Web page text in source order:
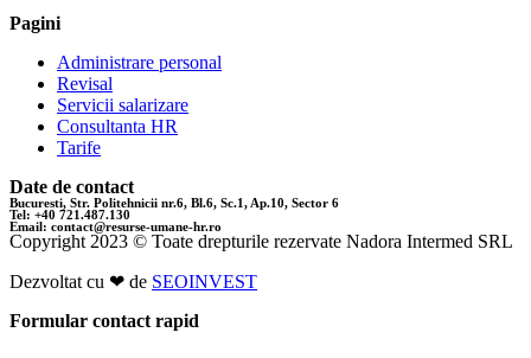
Pagini
Administrare personal
Revisal
Servicii salarizare
Consultanta HR
Tarife
Date de contact
Bucuresti, Str. Politehnicii nr.6, Bl.6, Sc.1, Ap.10, Sector 6
Tel: +40 721.487.130
Email: contact@resurse-umane-hr.ro
Copyright 2023 © Toate drepturile rezervate Nadora Intermed SRL
Dezvoltat cu ❤ de SEOINVEST
Formular contact rapid